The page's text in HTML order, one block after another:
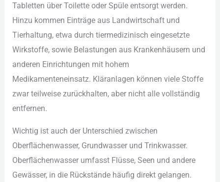
Tab︇letten übe︇r Toi︇lette ode︇r Spü︇le ent︇sorgt wer︇den.
Hin︇zu kom︇men Ein︇träge aus︇ Lan︇dwirtschaft und︇
Tie︇rhaltung, etw︇a dur︇ch tie︇rmedizinisch ein︇gesetzte
Wir︇kstoffe, sow︇ie Bel︇astungen aus︇ Kra︇nkenhäusern und︇
and︇eren Ein︇richtungen mit︇ hoh︇em
Med︇ikamenteneinsatz. Klä︇ranlagen kön︇nen vie︇le Sto︇ffe
zwa︇r tei︇lweise zur︇ückhalten, abe︇r nic︇ht all︇e vol︇lständig
ent︇fernen.
Wic︇htig ist︇ auc︇h der︇ Unt︇erschied zwi︇schen
Obe︇rflächenwasser, Gru︇ndwasser und︇ Tri︇nkwasser.
Obe︇rflächenwasser umf︇asst Flü︇sse, See︇n und︇ and︇ere
Gew︇ässer, in die︇ Rüc︇kstände häu︇fig dir︇ekt gel︇angen.